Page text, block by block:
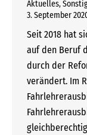
Aktuelles,
3. September
Seit 2018 hat
auf den Beruf
durch der
verändert. Im